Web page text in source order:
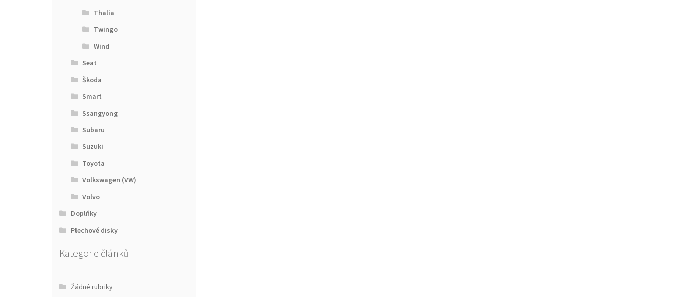
Thalia
Twingo
Wind
Seat
Škoda
Smart
Ssangyong
Subaru
Suzuki
Toyota
Volkswagen (VW)
Volvo
Doplňky
Plechové disky
Kategorie článků
Žádné rubriky